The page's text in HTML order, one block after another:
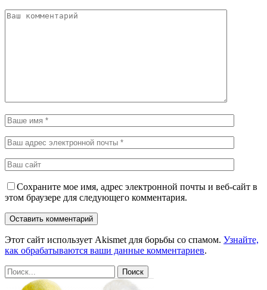
Сохраните мое имя, адрес электронной почты и веб-сайт в
этом браузере для следующего комментария.
Этот сайт использует Akismet для борьбы со спамом. Узнайте,
как обрабатываются ваши данные комментариев.